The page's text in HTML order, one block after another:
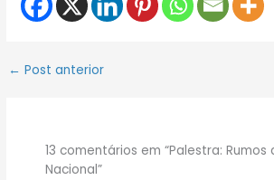
← Post anterior
13 comentários em “Palestra: Rumos
Nacional”